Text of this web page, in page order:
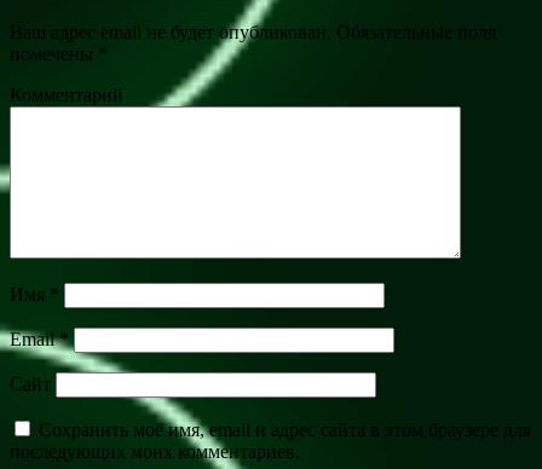
Ваш адрес email не будет опубликован. Обязательные поля
помечены *
Комментарий
Имя *
Email*
Сайт
Сохранить моё имя, email и адрес сайта в этом браузере для
последующих моих комментариев.